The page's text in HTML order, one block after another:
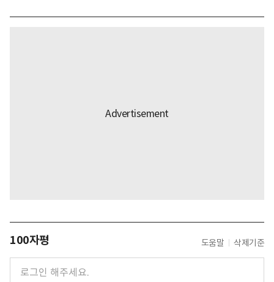
100자평 도움말 삭제기준